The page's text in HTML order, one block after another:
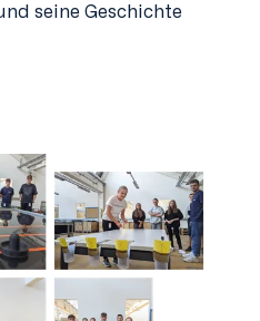
seine Geschichte